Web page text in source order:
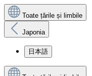
Toate țările și limbile
Japonia
日本語